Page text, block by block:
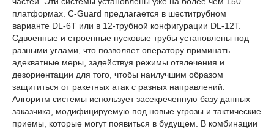
платформах. C-Guard предлагается в шеститрубном
варианте DL-6T или в 12-трубной конфигурации DL-12T.
Сдвоенные и строенные пусковые трубы установлены под
разными углами, что позволяет оператору приминать
адекватные меры, задействуя режимы отвлечения и
дезориентации для того, чтобы наилучшим образом
защититься от ракетных атак с разных направлений.
Алгоритм системы использует засекреченную базу данных
заказчика, модифицируемую под новые угрозы и тактические
приемы, которые могут появиться в будущем. В комбинации